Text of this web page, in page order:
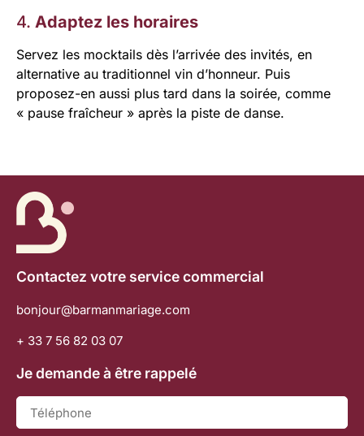
4. Adaptez les horaires
Servez les mocktails dès l’arrivée des invités, en
alternative au traditionnel vin d’honneur. Puis
proposez-en aussi plus tard dans la soirée, comme
« pause fraîcheur » après la piste de danse.
Contactez votre service commercial
bonjour@barmanmariage.com
+ 33 7 56 82 03 07
Je demande à être rappelé